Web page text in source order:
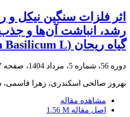
اثر فلزات سنگین نیکل و
رشد، انباشت آن‌ها و جذب
گیاه ریحان (Ocinum Basilicum L.)
دوره 56، شماره 5، مرداد 1404، صفحه
بهروز صالحی اسکندری، زهرا
مشاهده مقاله
اصل مقاله 1.56 M